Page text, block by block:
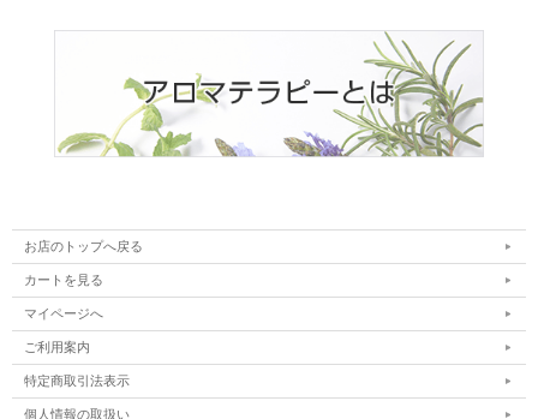
お店のトップへ戻る
カートを見る
マイページへ
ご利用案内
特定商取引法表示
個人情報の取扱い